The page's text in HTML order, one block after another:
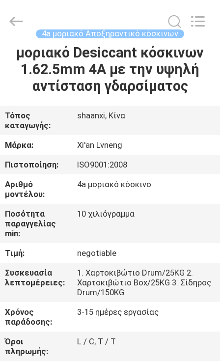
ΑΡΧΙΚΉ
ΠΡΟΪΌΝΤΑ
ΒΊΝΤΕΟ
ΕΚΠΟΜΠΉ
VR
ΣΧΕΤΙΚΆ
ΜΕ
ΕΜΆΣ
ΞΕΝΆΓΗΣΗ
ΣΤΟ
ΕΡΓΟΣΤΆΣΙΟ
ΠΟΙΟΤΙΚΌΣ
ΈΛΕΓΧΟΣ
Technology
Co.,Ltd..
4a μοριακό Αποξηραντικό κόσκινων
μοριακό Desiccant κόσκινων
1.62.5mm 4A με την υψηλή
αντίσταση γδαρσίματος
Τόπος
καταγωγής:
shaanxi, Κίνα
Μάρκα:
Xi'an Lvneng
Πιστοποίηση:
ISO9001:2008
Αριθμό
μοντέλου:
4a μοριακό κόσκινο
Ποσότητα
παραγγελίας
min:
10 χιλιόγραμμα
Τιμή:
negotiable
Συσκευασία
λεπτομέρειες:
1. Χαρτοκιβώτιο Drum/25KG 2.
Χαρτοκιβώτιο Box/25KG 3. Σίδηρος
Drum/150KG
Χρόνος
παράδοσης:
3-15 ημέρες εργασίας
Όροι
πληρωμής:
L / C, T / T